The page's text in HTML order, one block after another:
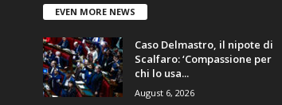
EVEN MORE NEWS
Caso Delmastro, il nipote di
Scalfaro: ‘Compassione per
chi lo usa...
August 6, 2026